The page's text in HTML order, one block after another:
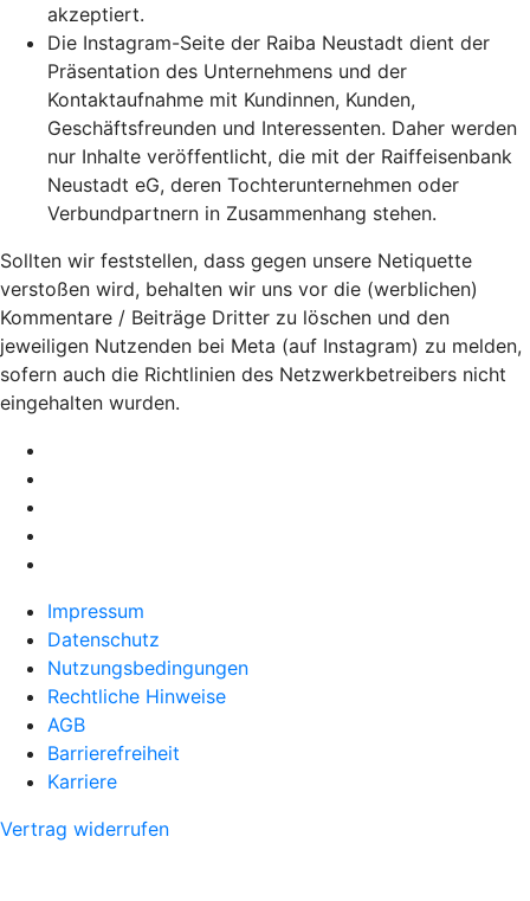
akzeptiert.
Die Instagram-Seite der Raiba Neustadt dient der
Präsentation des Unternehmens und der
Kontaktaufnahme mit Kundinnen, Kunden,
Geschäftsfreunden und Interessenten. Daher werden
nur Inhalte veröffentlicht, die mit der Raiffeisenbank
Neustadt eG, deren Tochterunternehmen oder
Verbundpartnern in Zusammenhang stehen.
Sollten wir feststellen, dass gegen unsere Netiquette
verstoßen wird, behalten wir uns vor die (werblichen)
Kommentare / Beiträge Dritter zu löschen und den
jeweiligen Nutzenden bei Meta (auf Instagram) zu melden,
sofern auch die Richtlinien des Netzwerkbetreibers nicht
eingehalten wurden.
Impressum
Datenschutz
Nutzungsbedingungen
Rechtliche Hinweise
AGB
Barrierefreiheit
Karriere
Vertrag widerrufen